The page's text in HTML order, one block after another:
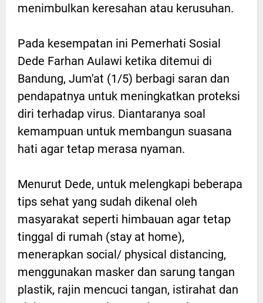
menimbulkan keresahan atau kerusuhan.
Pada kesempatan ini Pemerhati Sosial
Dede Farhan Aulawi ketika ditemui di
Bandung, Jum'at (1/5) berbagi saran dan
pendapatnya untuk meningkatkan proteksi
diri terhadap virus. Diantaranya soal
kemampuan untuk membangun suasana
hati agar tetap merasa nyaman.
Menurut Dede, untuk melengkapi beberapa
tips sehat yang sudah dikenal oleh
masyarakat seperti himbauan agar tetap
tinggal di rumah (stay at home),
menerapkan social/ physical distancing,
menggunakan masker dan sarung tangan
plastik, rajin mencuci tangan, istirahat dan